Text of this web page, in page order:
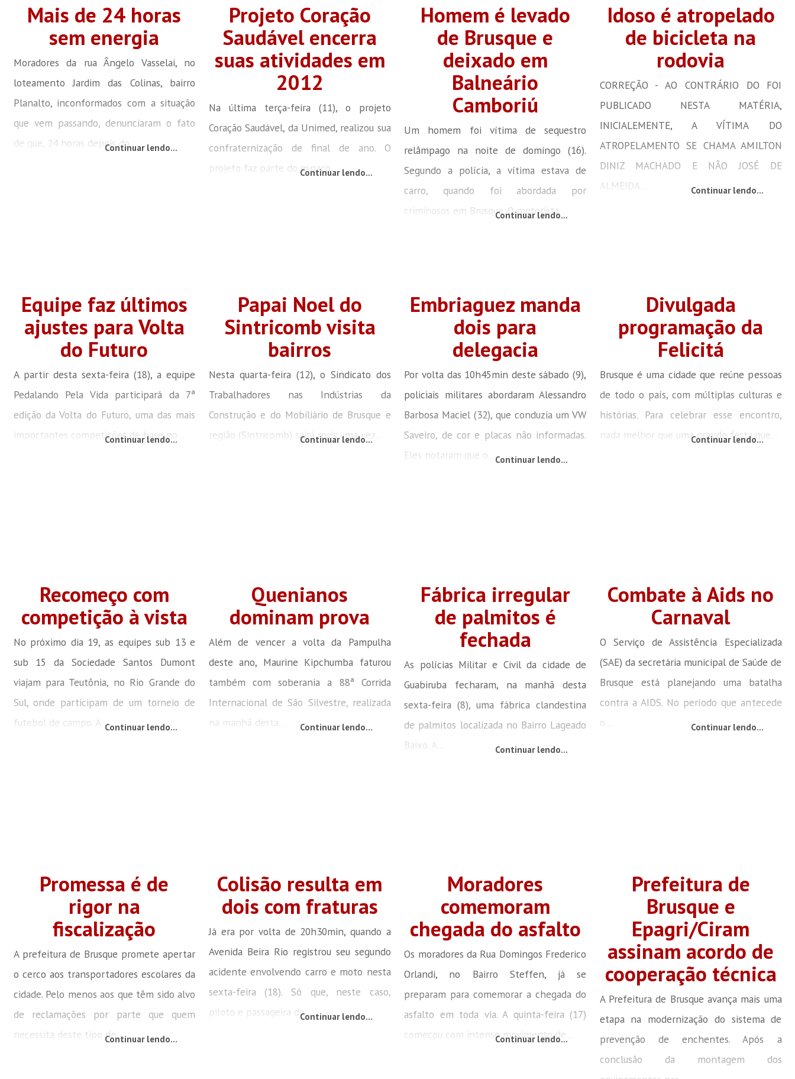
Mais de 24 horas
sem energia
Moradores da rua Ângelo Vasselai, no
loteamento Jardim das Colinas, bairro
Planalto, inconformados com a situação
que vem passando, denunciaram o fato
de que, 24 horas depois do...Continuar lendo...
Projeto Coração
Saudável encerra
suas atividades em
2012
Na última terça-feira (11), o projeto
Coração Saudável, da Unimed, realizou sua
confraternização de final de ano. O
projeto faz parte do espaço...Continuar lendo...
Homem é levado
de Brusque e
deixado em
Balneário
Camboriú
Um homem foi vítima de sequestro
relâmpago na noite de domingo (16).
Segundo a polícia, a vítima estava de
carro, quando foi abordada por
criminosos em Brusque. O motorista...
Continuar lendo...
Idoso é atropelado
de bicicleta na
rodovia
CORREÇÃO - AO CONTRÁRIO DO FOI
PUBLICADO NESTA MATÉRIA,
INICIALEMENTE, A VÍTIMA DO
ATROPELAMENTO SE CHAMA AMILTON
DINIZ MACHADO E NÃO JOSÉ DE
ALMEIDA...
Continuar lendo...
Equipe faz últimos
ajustes para Volta
do Futuro
A partir desta sexta-feira (18), a equipe
Pedalando Pela Vida participará da 7ª
edição da Volta do Futuro, uma das mais
importantes competições de base no...
Continuar lendo...
Papai Noel do
Sintricomb visita
bairros
Nesta quarta-feira (12), o Sindicato dos
Trabalhadores nas Indústrias da
Construção e do Mobiliário de Brusque e
região (Sintricomb) sairá mais uma vez...
Continuar lendo...
Embriaguez manda
dois para
delegacia
Por volta das 10h45min deste sábado (9),
policiais militares abordaram Alessandro
Barbosa Maciel (32), que conduzia um VW
Saveiro, de cor e placas não informadas.
Eles notaram que o...
Continuar lendo...
Divulgada
programação da
Felicitá
Brusque é uma cidade que reúne pessoas
de todo o país, com múltiplas culturas e
histórias. Para celebrar esse encontro,
nada melhor que uma grande festa que...
Continuar lendo...
Recomeço com
competição à vista
No próximo dia 19, as equipes sub 13 e
sub 15 da Sociedade Santos Dumont
viajam para Teutônia, no Rio Grande do
Sul, onde participam de um torneio de
futebol de campo. A...Continuar lendo...
Quenianos
dominam prova
Além de vencer a volta da Pampulha
deste ano, Maurine Kipchumba faturou
também com soberania a 88ª Corrida
Internacional de São Silvestre, realizada
na manhã desta...
Continuar lendo...
Fábrica irregular
de palmitos é
fechada
As polícias Militar e Civil da cidade de
Guabiruba fecharam, na manhã desta
sexta-feira (8), uma fábrica clandestina
de palmitos localizada no Bairro Lageado
Baixo. A...
Continuar lendo...
Combate à Aids no
Carnaval
O Serviço de Assistência Especializada
(SAE) da secretária municipal de Saúde de
Brusque está planejando uma batalha
contra a AIDS. No período que antecede
o...
Continuar lendo...
Promessa é de
rigor na
fiscalização
A prefeitura de Brusque promete apertar
o cerco aos transportadores escolares da
cidade. Pelo menos aos que têm sido alvo
de reclamações por parte que quem
necessita deste tipo de...Continuar lendo...
Colisão resulta em
dois com fraturas
Já era por volta de 20h30min, quando a
Avenida Beira Rio registrou seu segundo
acidente envolvendo carro e moto nesta
sexta-feira (18). Só que, neste caso,
piloto e passageira da...Continuar lendo...
Moradores
comemoram
chegada do asfalto
Os moradores da Rua Domingos Frederico
Orlandi, no Bairro Steffen, já se
preparam para comemorar a chegada do
asfalto em toda via. A quinta-feira (17)
começou com intenso movimento de...
Continuar lendo...
Prefeitura de
Brusque e
Epagri/Ciram
assinam acordo de
cooperação técnica
A Prefeitura de Brusque avança mais uma
etapa na modernização do sistema de
prevenção de enchentes. Após a
conclusão da montagem dos